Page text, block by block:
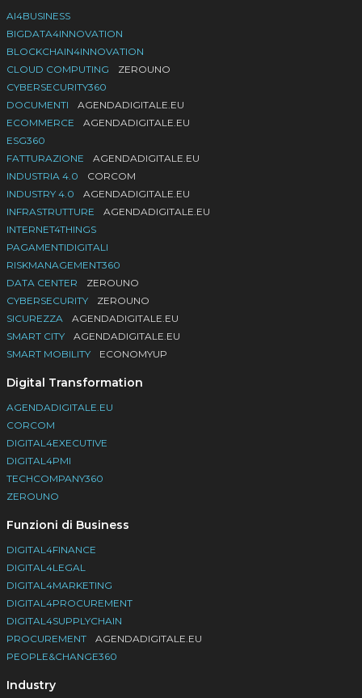
AI4BUSINESS
BIGDATA4INNOVATION
BLOCKCHAIN4INNOVATION
CLOUD COMPUTING
ZEROUNO
CYBERSECURITY360
DOCUMENTI
AGENDADIGITALE.EU
ECOMMERCE
AGENDADIGITALE.EU
ESG360
FATTURAZIONE
AGENDADIGITALE.EU
INDUSTRIA 4.0
CORCOM
INDUSTRY 4.0
AGENDADIGITALE.EU
INFRASTRUTTURE
AGENDADIGITALE.EU
INTERNET4THINGS
PAGAMENTIDIGITALI
RISKMANAGEMENT360
DATA CENTER
ZEROUNO
CYBERSECURITY
ZEROUNO
SICUREZZA
AGENDADIGITALE.EU
SMART CITY
AGENDADIGITALE.EU
SMART MOBILITY
ECONOMYUP
Digital Transformation
AGENDADIGITALE.EU
CORCOM
DIGITAL4EXECUTIVE
DIGITAL4PMI
TECHCOMPANY360
ZEROUNO
Funzioni di Business
DIGITAL4FINANCE
DIGITAL4LEGAL
DIGITAL4MARKETING
DIGITAL4PROCUREMENT
DIGITAL4SUPPLYCHAIN
PROCUREMENT
AGENDADIGITALE.EU
PEOPLE&CHANGE360
Industry